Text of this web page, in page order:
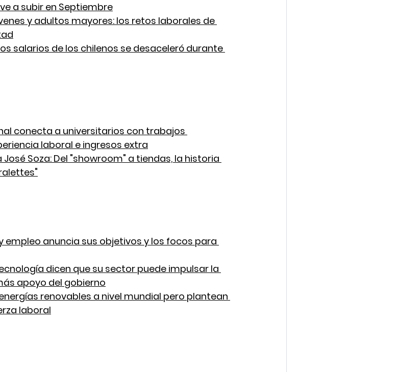
a subir en Septiembre
y adultos mayores: los retos laborales de
salarios de los chilenos se desaceleró durante
conecta a universitarios con trabajos
laboral e ingresos extra
José Soza: Del "showroom" a tiendas, la historia
empleo anuncia sus objetivos y los focos para
dicen que su sector puede impulsar la
apoyo del gobierno
renovables a nivel mundial pero plantean
laboral